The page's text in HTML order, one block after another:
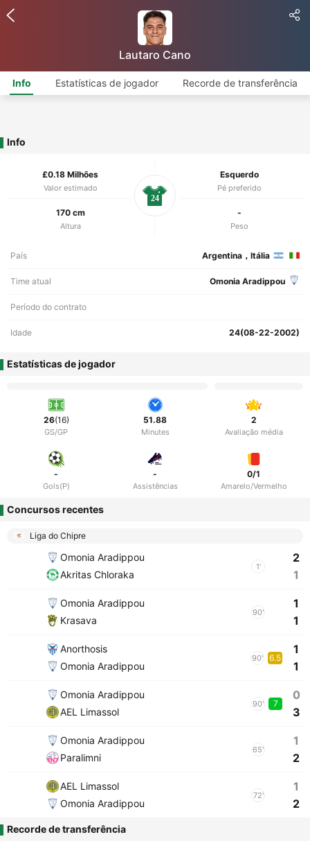
Lautaro Cano
Info Estatísticas de jogador Recorde de transferência
Info
£0.18 Milhões
Valor estimado
Esquerdo
Pé preferido
170 cm
Altura
-
Peso
24
País Argentina，Itália
Time atual Omonia Aradippou
Período do contrato
Idade 24(08-22-2002)
Estatísticas de jogador
26(16)
GS/GP
51.88
Minutes
2
Avaliação média
-
Gols(P)
-
Assistências
0/1
Amarelo/Vermelho
Concursos recentes
Liga do Chipre
Omonia Aradippou
Akritas Chloraka
1'
2
1
Omonia Aradippou
Krasava
90'
1
1
Anorthosis
Omonia Aradippou
90' 6.5
1
1
Omonia Aradippou
AEL Limassol
90' 7
0
3
Omonia Aradippou
Paralimni
65'
1
2
AEL Limassol
Omonia Aradippou
72'
1
2
Recorde de transferência